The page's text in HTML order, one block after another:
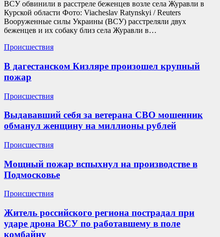
ВСУ обвинили в расстреле беженцев возле села Журавли в
Курской области Фото: Viacheslav Ratynskyi / Reuters
Вооруженные силы Украины (ВСУ) расстреляли двух
беженцев и их собаку близ села Журавли в…
Происшествия
В дагестанском Кизляре произошел крупный
пожар
Происшествия
Выдававший себя за ветерана СВО мошенник
обманул женщину на миллионы рублей
Происшествия
Мощный пожар вспыхнул на производстве в
Подмосковье
Происшествия
Житель российского региона пострадал при
ударе дрона ВСУ по работавшему в поле
комбайну